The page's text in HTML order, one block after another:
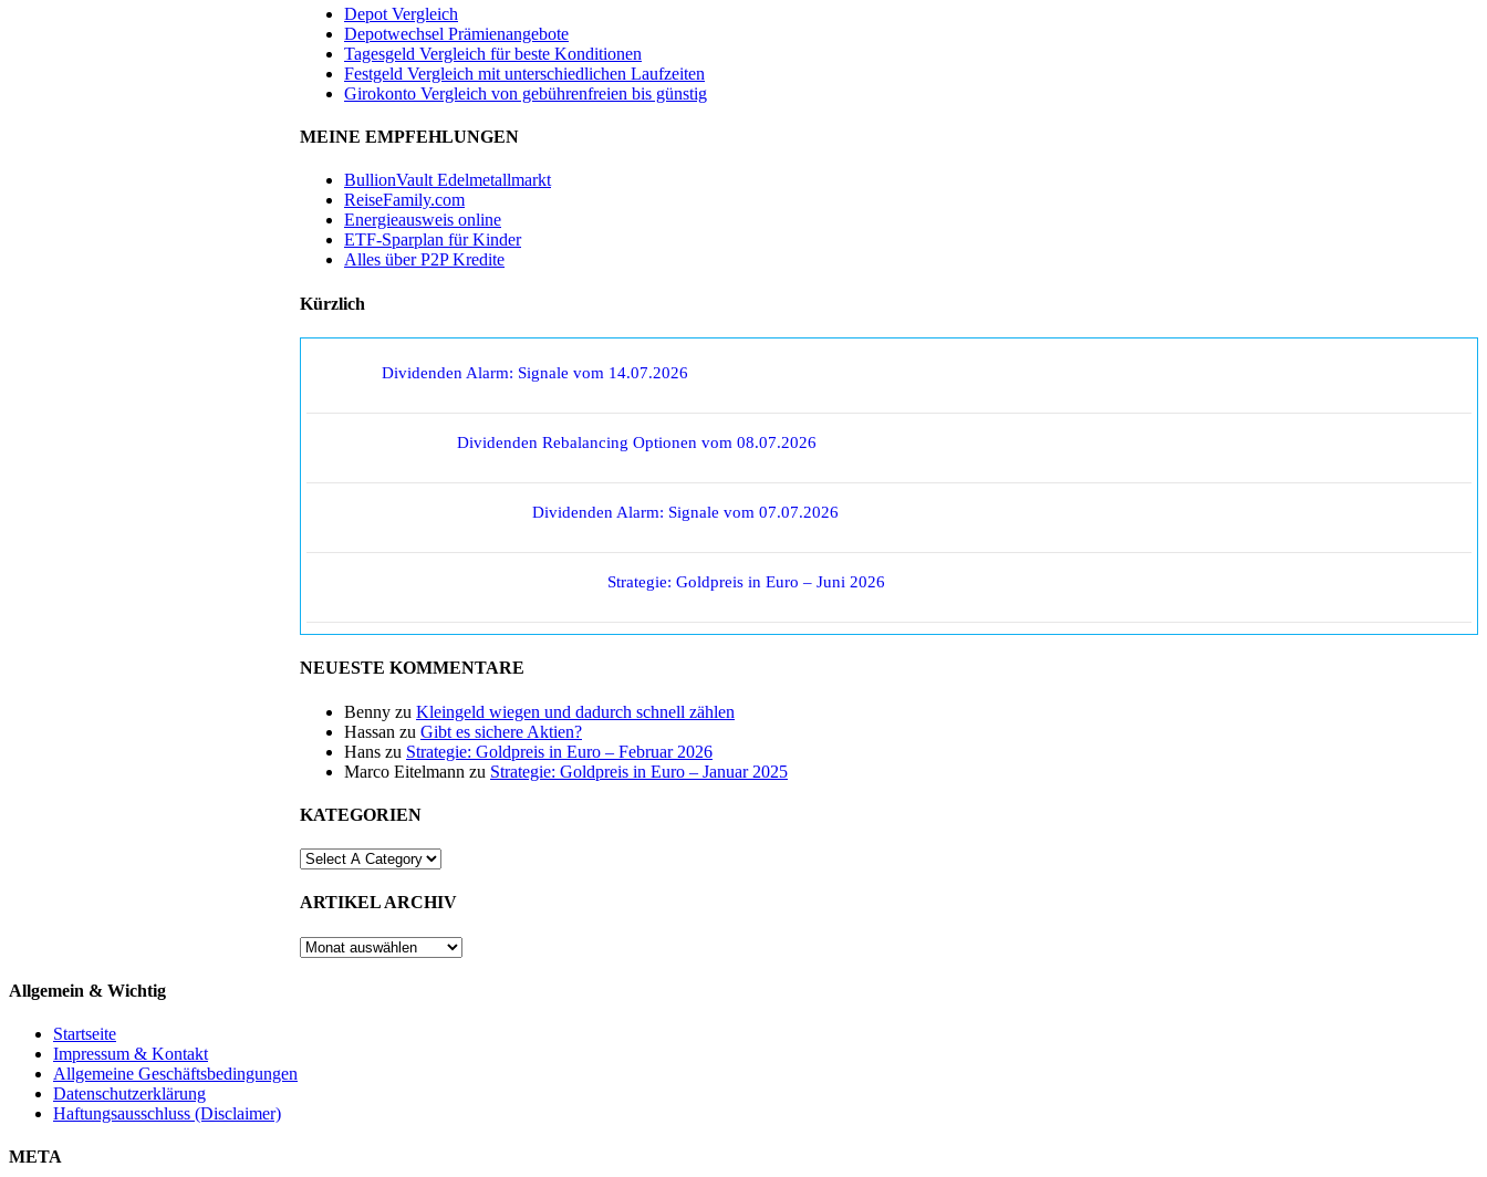
Depot Vergleich
Depotwechsel Prämienangebote
Tagesgeld Vergleich für beste Konditionen
Festgeld Vergleich mit unterschiedlichen Laufzeiten
Girokonto Vergleich von gebührenfreien bis günstig
MEINE EMPFEHLUNGEN
BullionVault Edelmetallmarkt
ReiseFamily.com
Energieausweis online
ETF-Sparplan für Kinder
Alles über P2P Kredite
Kürzlich
Dividenden Alarm: Signale vom 14.07.2026
Dividenden Rebalancing Optionen vom 08.07.2026
Dividenden Alarm: Signale vom 07.07.2026
Strategie: Goldpreis in Euro – Juni 2026
NEUESTE KOMMENTARE
Benny zu Kleingeld wiegen und dadurch schnell zählen
Hassan zu Gibt es sichere Aktien?
Hans zu Strategie: Goldpreis in Euro – Februar 2026
Marco Eitelmann zu Strategie: Goldpreis in Euro – Januar 2025
KATEGORIEN
ARTIKEL ARCHIV
ARTIKEL
Allgemein & Wichtig
Startseite
Impressum & Kontakt
Allgemeine Geschäftsbedingungen
Datenschutzerklärung
Haftungsausschluss (Disclaimer)
META